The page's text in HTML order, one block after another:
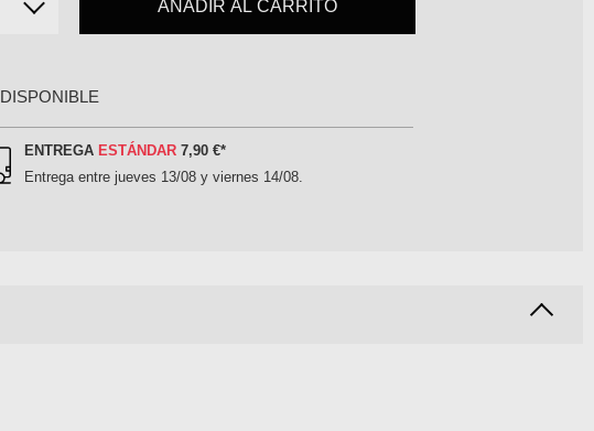
AÑADIR AL CARRITO
DISPONIBLE
ENTREGA ESTÁNDAR 7,90 €*
Entrega entre jueves 13/08 y viernes 14/08